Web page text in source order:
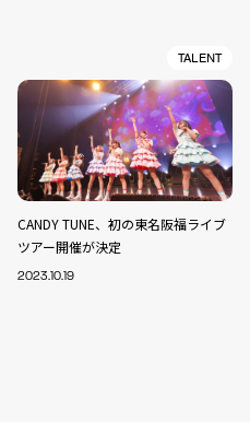
TALENT
CANDY TUNE、初の東名阪福ライブ
ツアー開催が決定
2023.10.19